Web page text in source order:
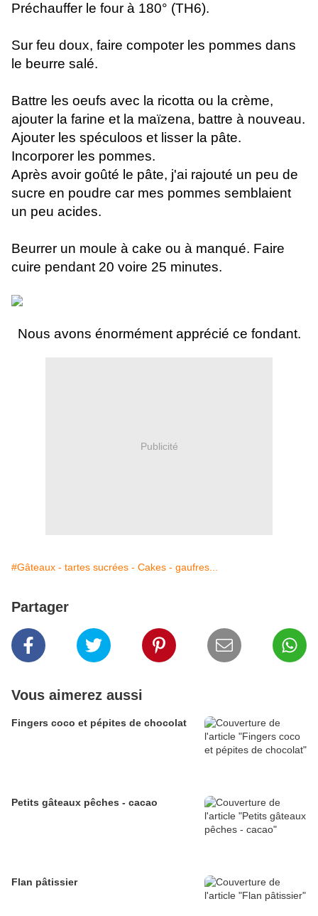
Préchauffer le four à 180° (TH6).
Sur feu doux, faire compoter les pommes dans
le beurre salé.
Battre les oeufs avec la ricotta ou la crème,
ajouter la farine et la maïzena, battre à nouveau.
Ajouter les spéculoos et lisser la pâte.
Incorporer les pommes.
Après avoir goûté le pâte, j'ai rajouté un peu de
sucre en poudre car mes pommes semblaient
un peu acides.
Beurrer un moule à cake ou à manqué. Faire
cuire pendant 20 voire 25 minutes.
Nous avons énormément apprécié ce fondant.
Publicité
#Gâteaux - tartes sucrées - Cakes - gaufres...
Partager
Vous aimerez aussi
Fingers coco et pépites de chocolat
Petits gâteaux pêches - cacao
Flan pâtissier